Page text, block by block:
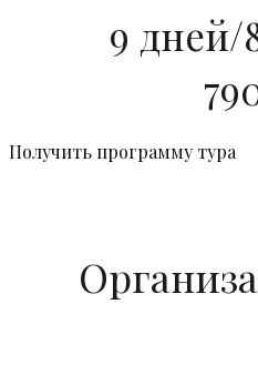
9 дней/
Получить программу тура